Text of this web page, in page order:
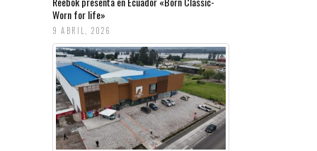
Worn for life»
9 ABRIL, 2026